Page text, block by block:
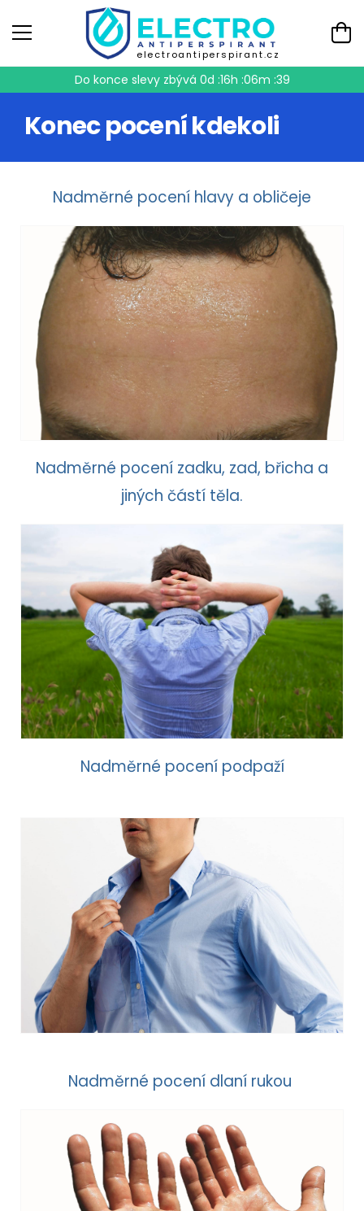
electroantiperspirant.cz
Do konce slevy zbývá 0d :16h :06m :38
Konec pocení kdekoli
Nadměrné pocení hlavy a obličeje
Nadměrné pocení zadku, zad, břicha a
jiných částí těla.
Nadměrné pocení podpaží
Nadměrné pocení dlaní rukou